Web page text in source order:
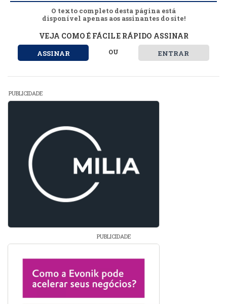
O texto completo desta página está
disponível apenas aos assinantes do site!
VEJA COMO É FÁCIL E RÁPIDO ASSINAR
ASSINAR OU ENTRAR
PUBLICIDADE
PUBLICIDADE